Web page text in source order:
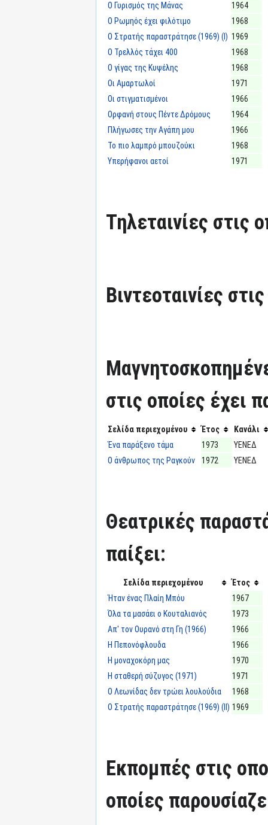
Ο Γυρισμός της Μάνας
1964
Ο Ρωμηός έχει φιλότιμο
1968
Ο Στρατής παραστράτησε (1969) (I) 1969
Ο Τρελλός τάχει 400
1968
Ο γίγας της Κυψέλης
1968
Οι Αμαρτωλοί
1971
Οι στιγματισμένοι
1966
Ορφανή στους Πέντε Δρόμους
1964
Πλήγωσες την Αγάπη μου
1966
Το πιο λαμπρό μπουζούκι
1968
Υπερήφανοι αετοί
1971
Τηλεταινίες στις
Βιντεοταινίες
στις οποίες έχει
Σελίδα περιεχομένου Έτος
Κανάλι
Ένα παράξενο τάμα
1973
ΥΕΝΕΔ
Ο άνθρωπος της Ραγκούν
1972 ΥΕΝΕΔ
Θεατρικές
παίξει:
Σελίδα περιεχομένου
Έτος
Ήταν ένας Πλαίη Μπόυ
1967
Όλα τα μασάει ο Κουταλιανός
1973
Απ' τον Ουρανό στη Γη (1966)
1966
Η Πεπονόφλουδα
1966
Η μοναχοκόρη μας
1970
Η σταθερή σύζυγος (1971)
1971
Ο Λεωνίδας δεν τρώει λουλούδια
1968
Ο Στρατής παραστράτησε (1969) (II) 1969
Εκπομπές στις
οποίες